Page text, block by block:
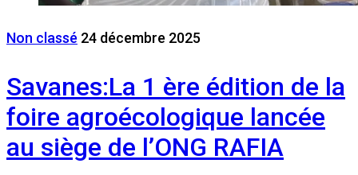
Non classé 24 décembre 2025
Savanes:La 1 ère édition de la
foire agroécologique lancée
au siège de l’ONG RAFIA